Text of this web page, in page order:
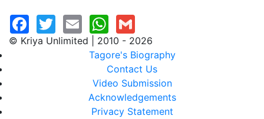
© Kriya Unlimited | 2010 - 2026
Tagore's Biography
Contact Us
Video Submission
Acknowledgements
Privacy Statement